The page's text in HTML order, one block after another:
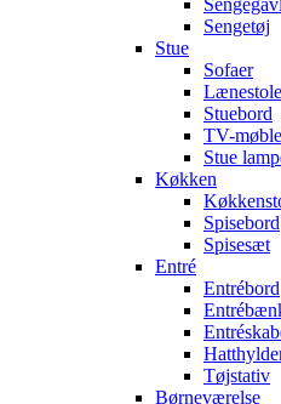
Sengetøj
Stue
Sofaer
Lænestole
Stuebord
TV-
Stue
Køkken
Spisebord
Spisesæt
Entré
Entrébord
Tøjstativ
Børneværelse